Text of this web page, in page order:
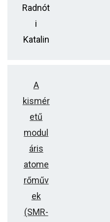
Radnót
i
Katalin
A
kismér
etű
modul
áris
atome
rőműv
ek
(SMR-